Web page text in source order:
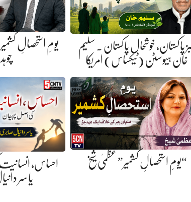
پاکستان، خوشحال پاکستان . سلیم
خان ہیوسٹن (ٹیکساس) امریکا
یومِ استحصالِ
“یومِ استحصالِ کشمیر” عظمیٰ شیخ
احساس،
یاسر